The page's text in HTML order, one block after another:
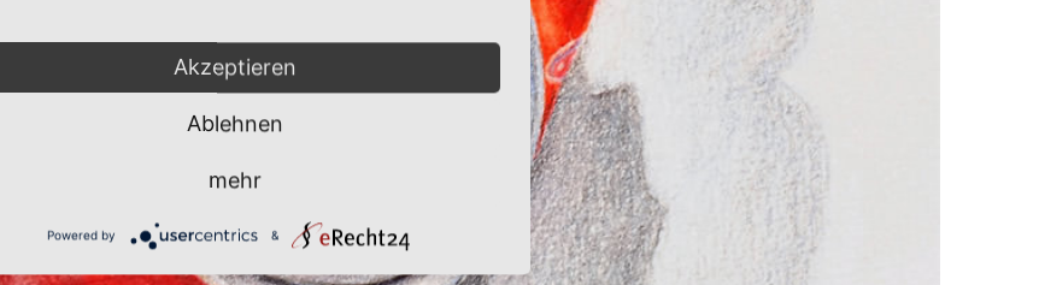
Akzeptieren
Ablehnen
mehr
Powered by &